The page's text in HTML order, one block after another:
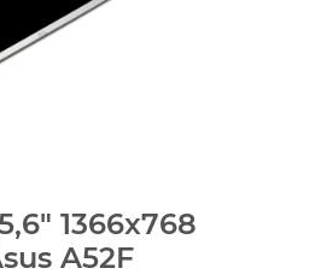
1366x768
A52F